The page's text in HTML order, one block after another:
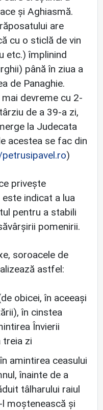
şi Aghiasmă.
are
cu o sticlă de vin
etc.) împlinind
până în ziua a
de Panaghie.
devreme cu 2-
de a 39-a zi,
la Judecata
acestea se fac din
)
privește
indicat a lua
pentru a stabili
pomenirii.
soroacele de
astfel:
obicei, în aceeași
în cinstea
Învierii
treia zi
amintirea ceasului
înainte de a
tâlharului raiul
moştenească şi